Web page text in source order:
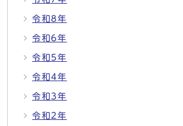
令和8年
令和6年
令和5年
令和4年
令和3年
令和2年